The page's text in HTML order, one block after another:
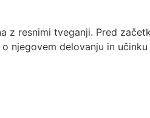
z resnimi tveganji. Pred
njegovem delovanju in učinku